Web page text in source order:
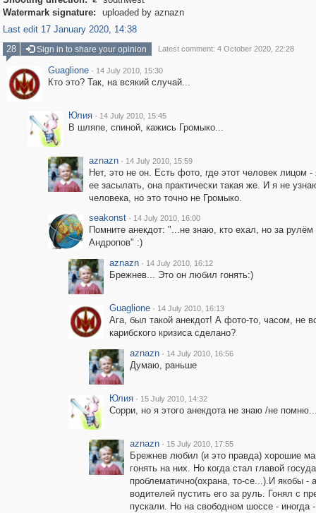
Watermark signature:
uploaded by aznazn
Last edit 17 January 2020, 14:38
28
Sign in to share your opinion Latest comment: 4 October 2020, 22:28
Guaglione · 14 July 2010, 15:30
Кто это? Так, на всякий случай...
Юлия · 14 July 2010, 15:45
В шляпе, спиной, кажись Громыко...
aznazn · 14 July 2010, 15:59
Нет, это не он. Есть фото, где этот человек лицом -
ее засылать, она практически такая же. И я не
человека, но это точно не Громыко.
seakonst · 14 July 2010, 16:00
Помните анекдот: "...не знаю, кто ехал, но за рулём
Андропов" :)
aznazn · 14 July 2010, 16:12
Брежнев... Это он любил гонять:)
Guaglione · 14 July 2010, 16:13
Ага, был такой анекдот! А фото-то, часом, не
карибского кризиса сделано?
aznazn · 14 July 2010, 16:56
Думаю, раньше
Юлия · 15 July 2010, 14:32
Сорри, но я этого анекдота не знаю /не
aznazn · 15 July 2010, 17:55
Брежнев любил (и это правда) хорошие
гонять на них. Но когда стал главой
проблематично(охрана, то-се...).И якобы
водителей пустить его за руль. Гонял с
пускали. Но на свободном шоссе - иногда